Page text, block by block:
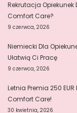
Rekrutacja Opiekunek
Comfort Care?
9 czerwca, 2026
Niemiecki Dla
Ułatwią Ci Pracę
9 czerwca, 2026
Letnia Premia 250
Comfort Care!
30 kwietnia, 2026